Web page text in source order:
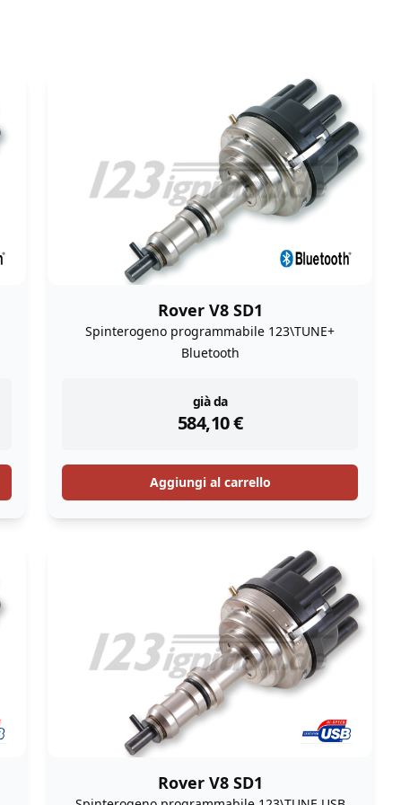
Rover V8 SD1
Spinterogeno programmabile 123\TUNE+
Bluetooth
già da
584,10€
instock
Aggiungi al carrello
Rover V8 SD1